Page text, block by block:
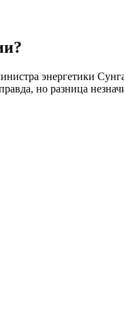
энергетики
но разница